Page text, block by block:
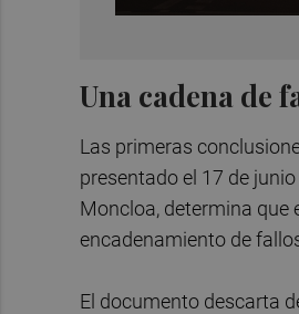
Una cadena de
Las primeras
presentado el 17 de
Moncloa, determina que
encadenamiento de
El documento descarta